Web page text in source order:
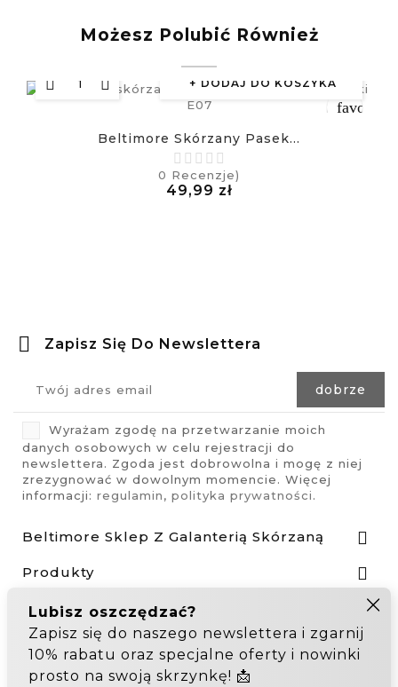
Możesz Polubić Również
DODAJ DO KOSZYKA
Beltimore Skórzany Pasek...
0 Recenzje)
49,99 złCena
Zapisz Się Do Newslettera
Wyrażam zgodę na przetwarzanie moich
danych osobowych w celu rejestracji do
newslettera. Zgoda jest dobrowolna i mogę z niej
zrezygnować w dowolnym momencie. Więcej
informacji: regulamin, polityka prywatności.
Beltimore Sklep Z Galanterią Skórzaną 
Produkty 
Nasza Firma 
Odstąp od umowy tutaj